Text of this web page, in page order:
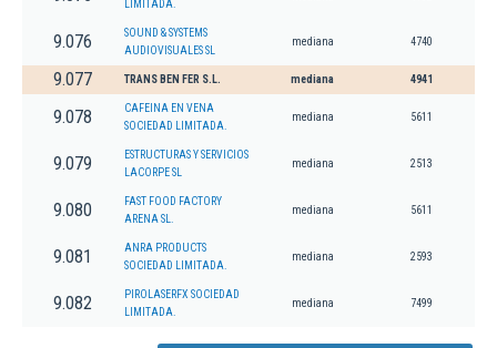
LIMITADA.
9.076
SOUND & SYSTEMS
AUDIOVISUALES SL
mediana 4740
9.077 TRANS BEN FER S.L. mediana 4941
9.078
CAFEINA EN VENA
SOCIEDAD LIMITADA.
mediana 5611
9.079
ESTRUCTURAS Y SERVICIOS
LACORPE SL
mediana 2513
9.080
FAST FOOD FACTORY
ARENA SL.
mediana 5611
9.081
ANRA PRODUCTS
SOCIEDAD LIMITADA.
mediana 2593
9.082
PIROLASERFX SOCIEDAD
LIMITADA.
mediana 7499